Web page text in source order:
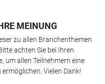
MEINUNG
zu allen Branchenthemen
achten Sie bei Ihren
um allen Teilnehmern eine
Vielen Dank!